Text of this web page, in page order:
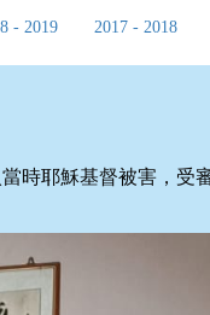
- 2019 2017 - 2018
時耶穌基督被害，受